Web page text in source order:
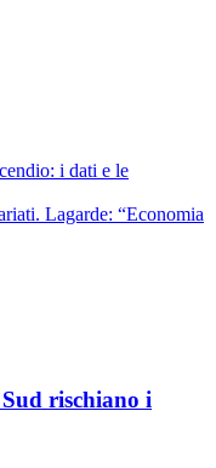
i dati e le
Lagarde: “Economia
rischiano i